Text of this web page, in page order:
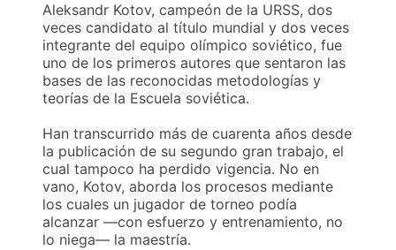
Aleksandr Kotov, campeón de la URSS, dos
veces candidato al título mundial y dos veces
integrante del equipo olímpico soviético, fue
uno de los primeros autores que sentaron las
bases de las reconocidas metodologías y
teorías de la Escuela soviética.
Han transcurrido más de cuarenta años desde
la publicación de su segundo gran trabajo, el
cual tampoco ha perdido vigencia. No en
vano, Kotov, aborda los procesos mediante
los cuales un jugador de torneo podía
alcanzar —con esfuerzo y entrenamiento, no
lo niega— la maestría.